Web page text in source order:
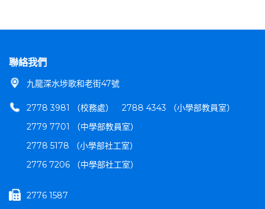
聯絡我們
九龍深水埗歌和老街47號
2778 3981 （校務處）
2788 4343 （小學部教員室）
2779 7701 （中學部教員室）
2778 5178 （小學部社工室）
2776 7206 （中學部社工室）
2776 1587